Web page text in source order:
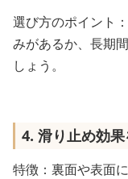
選び方のポイント
みがあるか、長期
しょう。
4. 滑り止め効
特徴：裏面や表面